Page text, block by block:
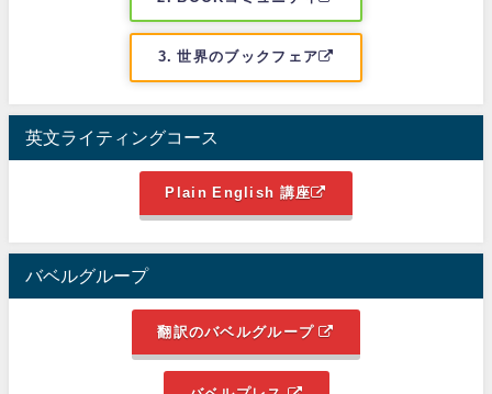
3. 世界のブックフェア
英文ライティングコース
Plain English 講座
バベルグループ
翻訳のバベルグループ